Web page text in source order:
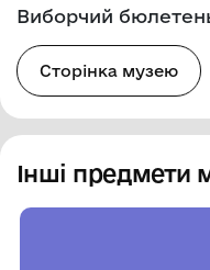
Виборчий
Сторінка музею
Інші предмети